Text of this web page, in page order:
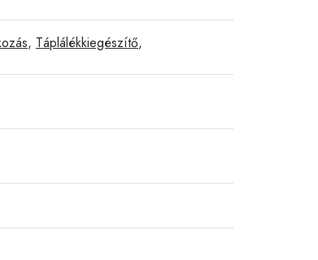
, Táplálékkiegészítő,